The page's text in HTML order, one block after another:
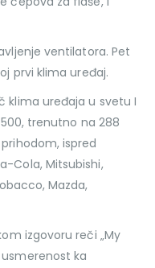
ventilatora. Pet
prvi klima uređaj.
klima uređaja u svetu I
trenutno na 288
ispred
Cola, Mitsubishi,
Mazda,
izgovoru reči „My
ka